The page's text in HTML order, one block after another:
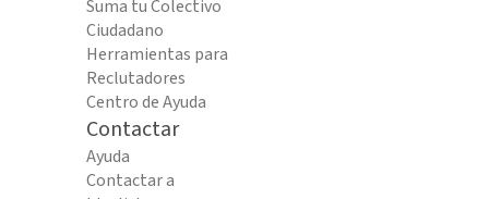
Suma tu Colectivo
Ciudadano
Herramientas para
Reclutadores
Centro de Ayuda
Contactar
Ayuda
Contactar a